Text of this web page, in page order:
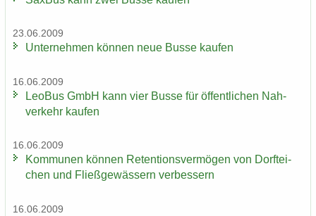
23.06.2009
Un­ter­neh­men kön­nen neue Busse kau­fen
16.06.2009
LeoBus GmbH kann vier Busse für öf­fent­li­chen Nah­
ver­kehr kau­fen
16.06.2009
Kom­mu­nen kön­nen Re­ten­ti­ons­ver­mö­gen von Dorf­tei­
chen und Fließ­ge­wäs­sern ver­bes­sern
16.06.2009